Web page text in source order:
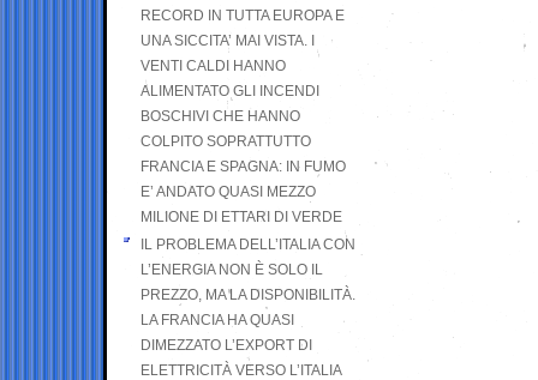
RECORD IN TUTTA EUROPA E
UNA SICCITA’ MAI VISTA. I
VENTI CALDI HANNO
ALIMENTATO GLI INCENDI
BOSCHIVI CHE HANNO
COLPITO SOPRATTUTTO
FRANCIA E SPAGNA: IN FUMO
E’ ANDATO QUASI MEZZO
MILIONE DI ETTARI DI VERDE
IL PROBLEMA DELL’ITALIA CON
L’ENERGIA NON È SOLO IL
PREZZO, MA LA DISPONIBILITÀ.
LA FRANCIA HA QUASI
DIMEZZATO L’EXPORT DI
ELETTRICITÀ VERSO L’ITALIA